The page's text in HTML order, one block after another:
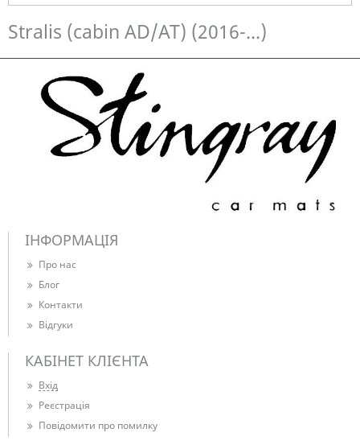
Stralis (cabin AD/AT) (2016-...)
ІНФОРМАЦІЯ
Про нас
Блог
Контакти
Відгуки
КАБІНЕТ КЛІЄНТА
Вхід
Реєстрація
Повідомити про помилку